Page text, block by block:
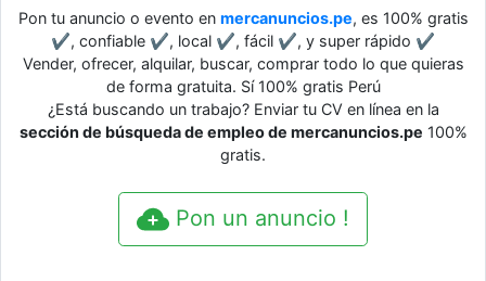
Pon tu anuncio o evento en mercanuncios.pe, es 100% gratis
✔, confiable ✔, local ✔, fácil ✔, y super rápido ✔
Vender, ofrecer, alquilar, buscar, comprar todo lo que quieras
de forma gratuita. Sí 100% gratis Perú
¿Está buscando un trabajo? Enviar tu CV en línea en la
sección de búsqueda de empleo de mercanuncios.pe 100%
gratis.
Pon un anuncio !